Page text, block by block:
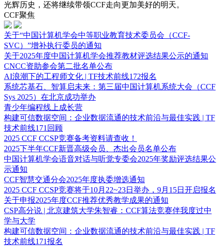
光辉历史，还将继续带领CCF走向更加美好的明天。
CCF聚焦
关于“中国计算机学会中等职业教育技术委员会（CCF-
SVC）”增补执行委员的通知
关于2025年度中国计算机学会推荐教材评选结果公示的通知
CNCC资助参会第二批名单公布
AI浪潮下的工程师文化 | TF技术前线172报名
系统芯基石、智算启未来：第三届中国计算机系统大会（CCF
Sys 2025）在北京成功举办
青少年编程线上成长营
构建可信数据空间：企业数据流通的技术前沿与最佳实践 | TF
技术前线171回顾
2025 CCF CCSP竞赛备考资料请查收！
2025下半年CCF新晋高级会员、杰出会员名单公布
中国计算机学会语音对话与听觉专委会2025年奖励评选结果公
示通知
CCF智慧交通分会2025年度执委增选通知
2025 CCF CCSP竞赛将于10月22~23日举办，9月15日开启报名
关于申报2025年度CCF推荐优秀教学成果的通知
CSP高分说 | 北京建筑大学朱智睿：CCF算法竞赛伴我度过中
学与大学
构建可信数据空间：企业数据流通的技术前沿与最佳实践 | TF
技术前线171报名